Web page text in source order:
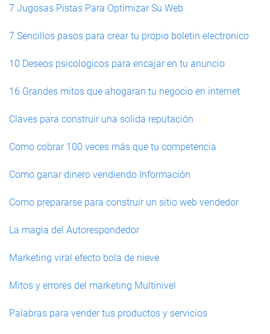
7 Jugosas Pistas Para Optimizar Su Web
7 Sencillos pasos para crear tu propio boletin electronico
10 Deseos psicologicos para encajar en tu anuncio
16 Grandes mitos que ahogaran tu negocio en internet
Claves para construir una solida reputación
Como cobrar 100 veces más que tu competencia
Como ganar dinero vendiendo Información
Como prepararse para construir un sitio web vendedor
La magia del Autorespondedor
Marketing viral efecto bola de nieve
Mitos y errores del marketing Multinivel
Palabras para vender tus productos y servicios